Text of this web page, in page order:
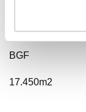
BGF
17.450m2